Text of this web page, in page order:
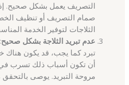
التصريف يعمل بشكل صحيح.
صمام التصريف أو تنظيف
الثلاجات لتوفير الخدمة
عدم تبريد الثلاجة بشكل صحيح:
تبرد كما يجب، قد يكون هناك
أن تكون أسباب ذلك تسرب في
مروحة التبريد. يوصى بالتحقق